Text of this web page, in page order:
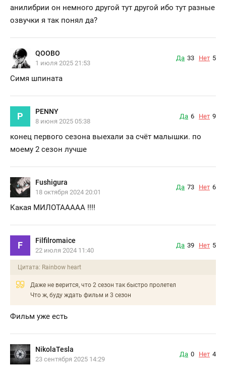
анилибрии он немного другой тут другой ибо тут разные
озвучки я так понял да?
QOOBO
1 июля 2025 21:53
Да 33 Нет 5
Симя шпината
P PENNY
8 июня 2025 05:38
Да 6 Нет 9
конец первого сезона выехали за счёт малышки. по
моему 2 сезон лучше
Fushigura
18 октября 2024 20:01
Да 73 Нет 6
Какая МИЛОТААААА !!!!
F Filfilromaice
22 июля 2024 11:40
Да 39 Нет 5
Цитата: Rainbow heart
Даже не верится, что 2 сезон так быстро пролетел
Что ж, буду ждать фильм и 3 сезон
Фильм уже есть
NikolaTesla
23 сентября 2025 14:29
Да 0 Нет 4